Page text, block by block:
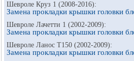
Шевроле Круз 1 (2008-2016):
Замена прокладки крышки головки
Шевроле Лачетти 1 (2002-2009):
Замена прокладки крышки головки
Шевроле Ланос Т150 (2002-2009):
Замена прокладки крышки головки